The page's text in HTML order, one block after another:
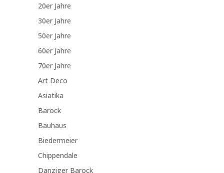
20er Jahre
30er Jahre
50er Jahre
60er Jahre
70er Jahre
Art Deco
Asiatika
Barock
Bauhaus
Biedermeier
Chippendale
Danziger Barock